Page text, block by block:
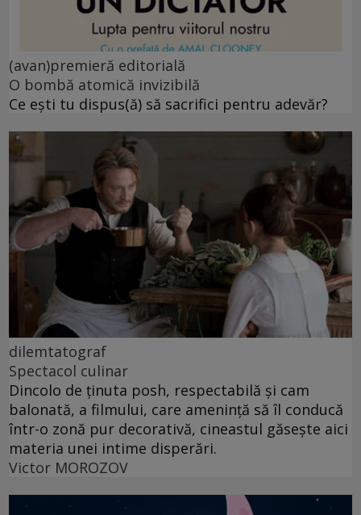
(avan)premieră editorială
O bombă atomică invizibilă
Ce ești tu dispus(ă) să sacrifici pentru adevăr?
dilemtatograf
Spectacol culinar
Dincolo de ținuta posh, respectabilă și cam
balonată, a filmului, care amenință să îl conducă
într-o zonă pur decorativă, cineastul găsește aici
materia unei intime disperări.
Victor MOROZOV